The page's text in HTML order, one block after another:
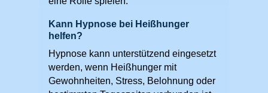
Kann Hypnose bei Heißhunger
helfen?
Hypnose kann unterstützend eingesetzt
werden, wenn Heißhunger mit
Gewohnheiten, Stress, Belohnung oder